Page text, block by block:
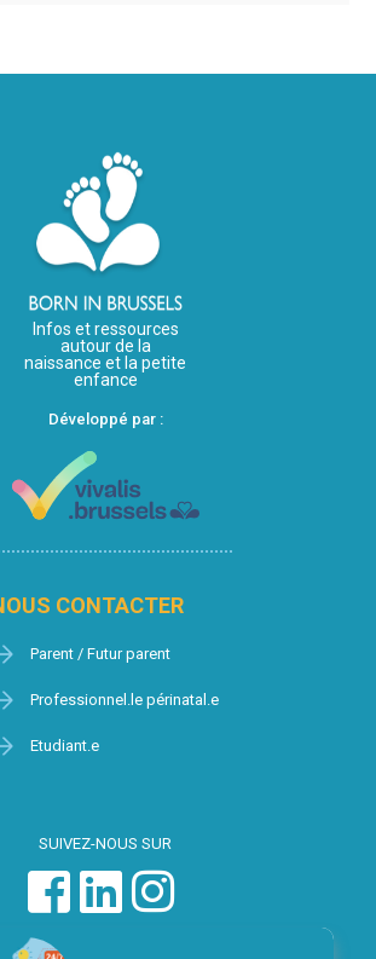
Infos et ressources
autour de la
naissance et la petite
enfance
Développé par :
CONTACTER
Parent / Futur parent
Professionnel.le périnatal.e
Etudiant.e
SUIVEZ-NOUS SUR